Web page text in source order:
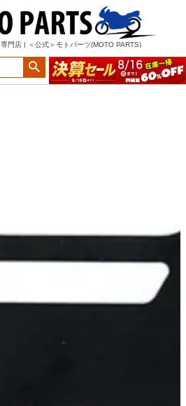
専門店 | ＜公式＞モトパーツ(MOTO PARTS)